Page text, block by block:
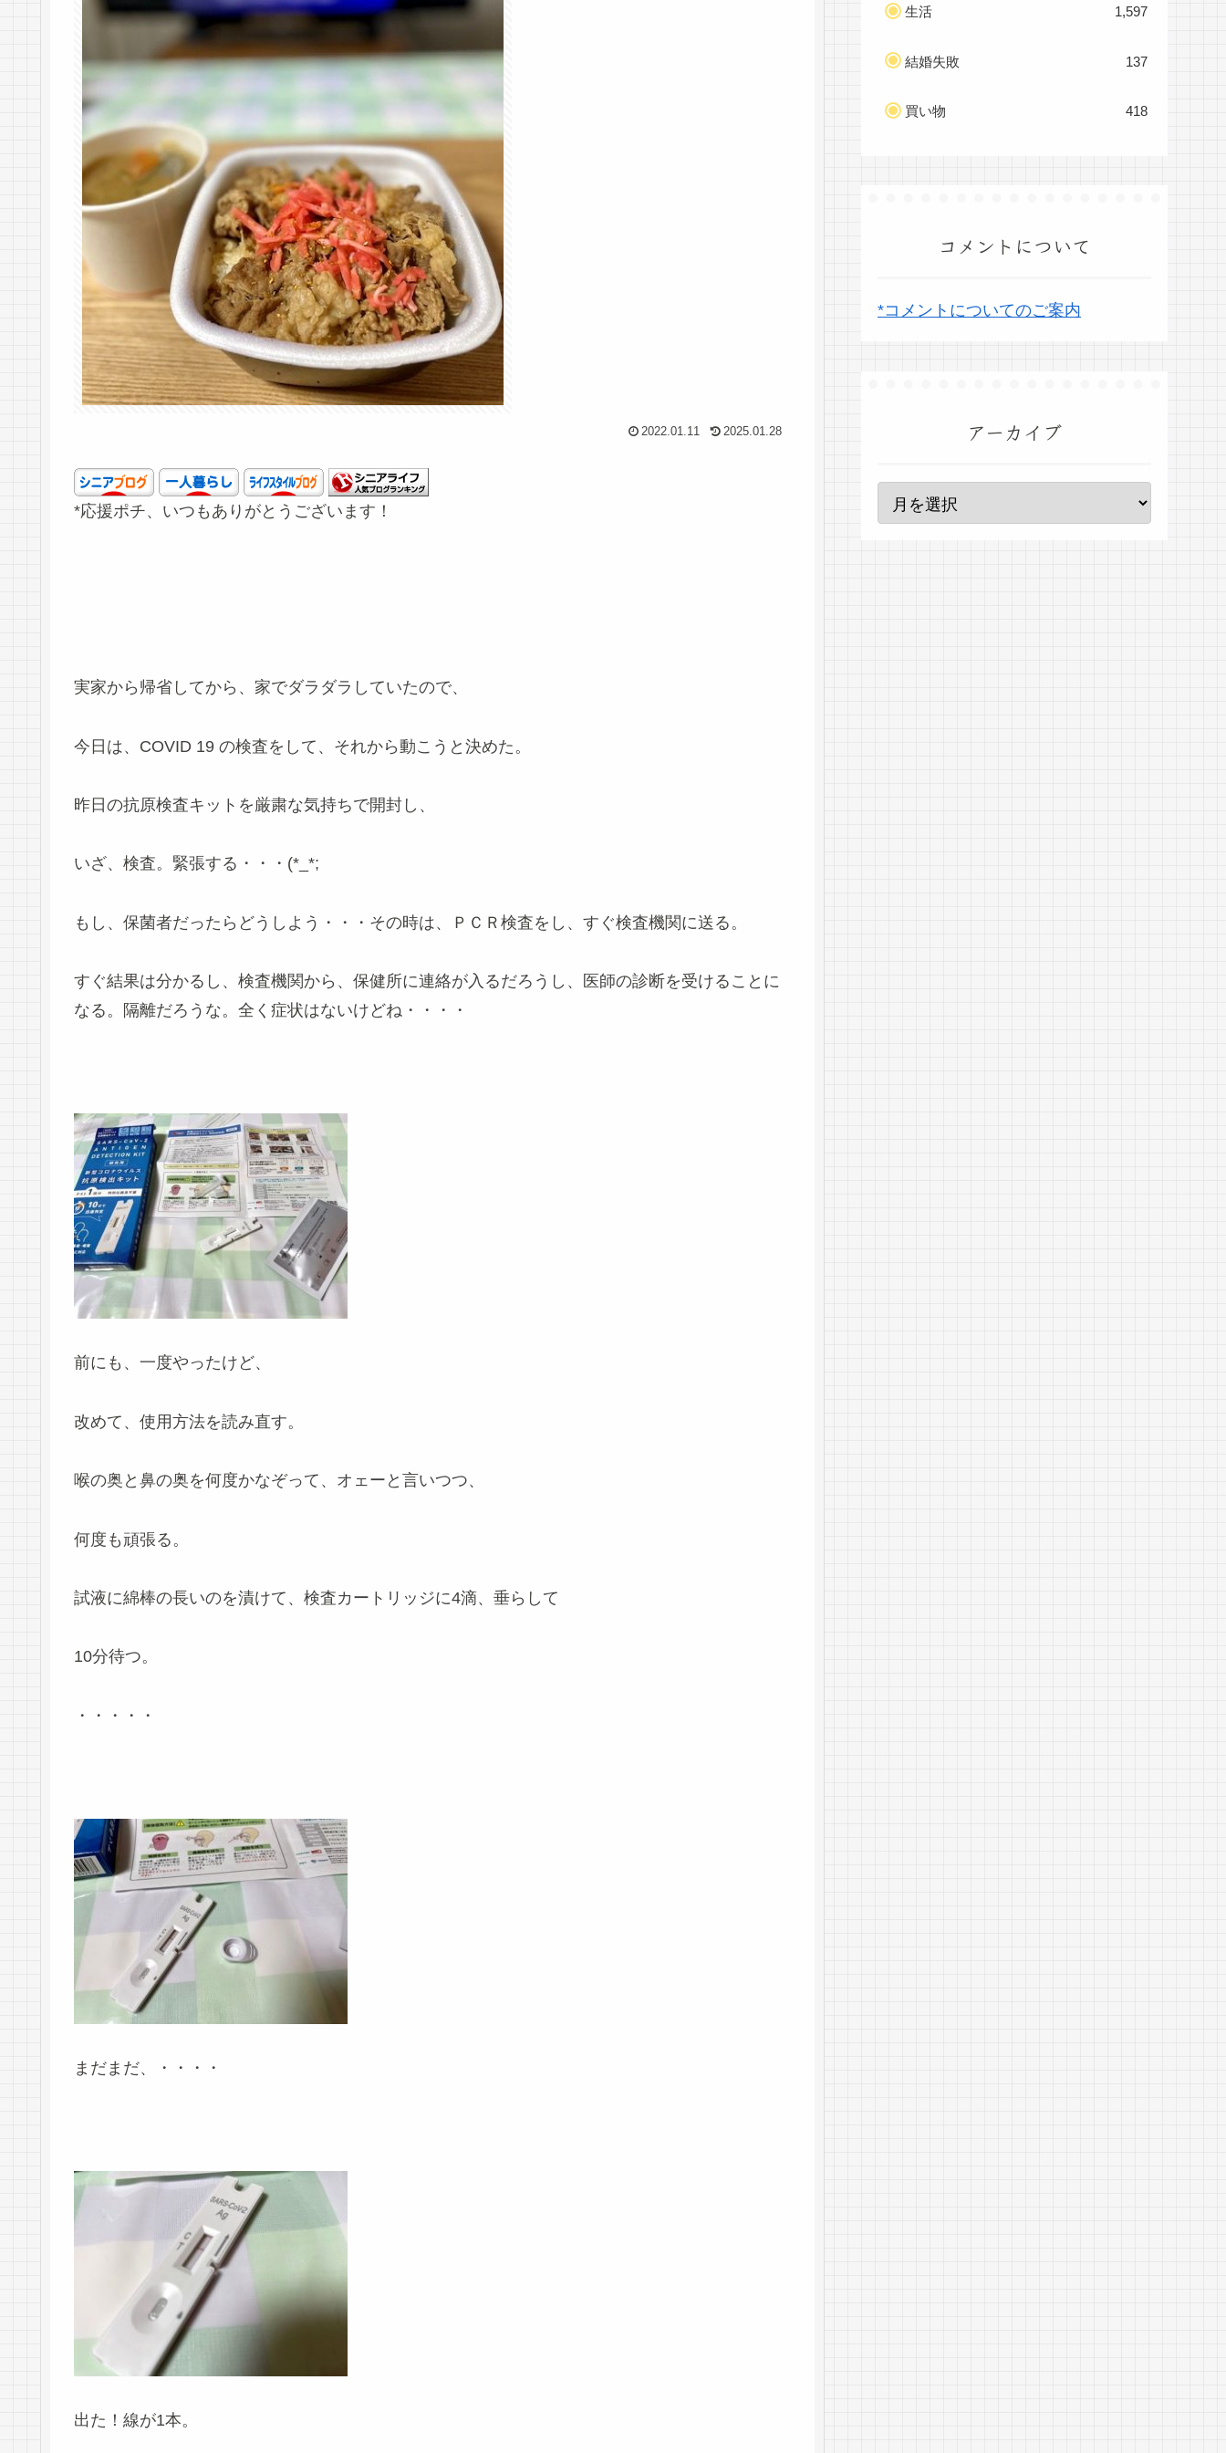
2022.01.11 2025.01.28
*応援ポチ、いつもありがとうございます！
実家から帰省してから、家でダラダラしていたので、
今日は、COVID 19 の検査をして、それから動こうと決めた。
昨日の抗原検査キットを厳粛な気持ちで開封し、
いざ、検査。緊張する・・・(*_*;
もし、保菌者だったらどうしよう・・・その時は、ＰＣＲ検査をし、すぐ検査機関に送る。
すぐ結果は分かるし、検査機関から、保健所に連絡が入るだろうし、医師の診断を受けることに
なる。隔離だろうな。全く症状はないけどね・・・・
前にも、一度やったけど、
改めて、使用方法を読み直す。
喉の奥と鼻の奥を何度かなぞって、オェーと言いつつ、
何度も頑張る。
試液に綿棒の長いのを漬けて、検査カートリッジに4滴、垂らして
10分待つ。
・・・・・
まだまだ、・・・・
出た！線が1本。
生活 1,597
結婚失敗 137
買い物 418
コメントについて
*コメントについてのご案内
アーカイブ